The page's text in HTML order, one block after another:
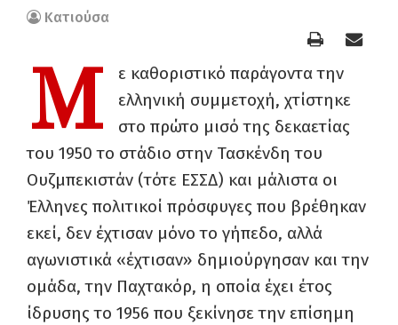
Κατιούσα
Μ
ε καθοριστικό παράγοντα την
ελληνική συμμετοχή, χτίστηκε
στο πρώτο μισό της δεκαετίας
του 1950 το στάδιο στην Τασκένδη του
Ουζμπεκιστάν (τότε ΕΣΣΔ) και μάλιστα οι
Έλληνες πολιτικοί πρόσφυγες που βρέθηκαν
εκεί, δεν έχτισαν μόνο το γήπεδο, αλλά
αγωνιστικά «έχτισαν» δημιούργησαν και την
ομάδα, την Παχτακόρ, η οποία έχει έτος
ίδρυσης το 1956 που ξεκίνησε την επίσημη